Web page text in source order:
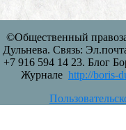
©Общественный
Дульнева. Связь:
+7 916 594 14 23. Блог
Журнале http://boris-